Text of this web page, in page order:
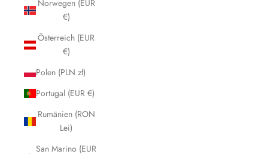
Norwegen (EUR
€)
Österreich (EUR
€)
Polen (PLN zł)
Portugal (EUR €)
Rumänien (RON
Lei)
San Marino (EUR